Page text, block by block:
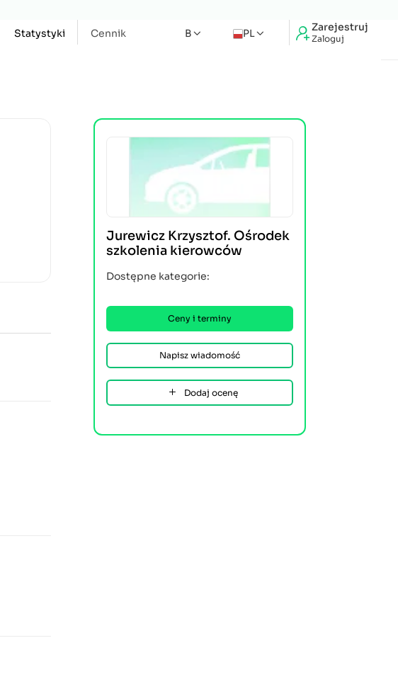
Zarejestruj
Zaloguj
PL
Statystyki Cennik B
Jurewicz Krzysztof. Ośrodek
szkolenia kierowców
Dostępne kategorie:
Ceny i terminy
Napisz wiadomość
Dodaj ocenę